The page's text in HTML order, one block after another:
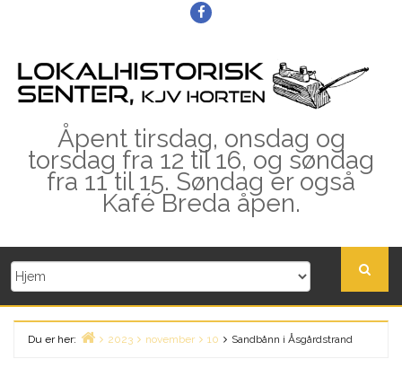
Facebook
Åpent tirsdag, onsdag og
torsdag fra 12 til 16, og søndag
fra 11 til 15. Søndag er også
Kafé Breda åpen.
Du er her:
2023 november 10 Sandbånn i Åsgårdstrand